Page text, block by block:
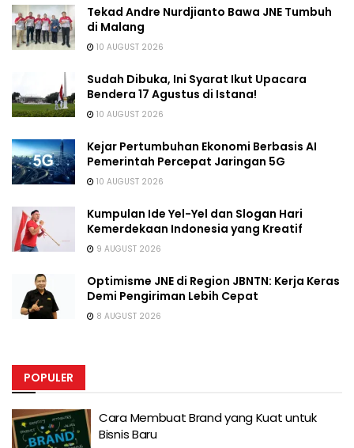
Tekad Andre Nurdjianto Bawa JNE Tumbuh
di Malang
10 AUGUST 2026
Sudah Dibuka, Ini Syarat Ikut Upacara
Bendera 17 Agustus di Istana!
10 AUGUST 2026
Kejar Pertumbuhan Ekonomi Berbasis AI
Pemerintah Percepat Jaringan 5G
10 AUGUST 2026
Kumpulan Ide Yel-Yel dan Slogan Hari
Kemerdekaan Indonesia yang Kreatif
9 AUGUST 2026
Optimisme JNE di Region JBNTN: Kerja Keras
Demi Pengiriman Lebih Cepat
8 AUGUST 2026
POPULER
Cara Membuat Brand yang Kuat untuk
Bisnis Baru